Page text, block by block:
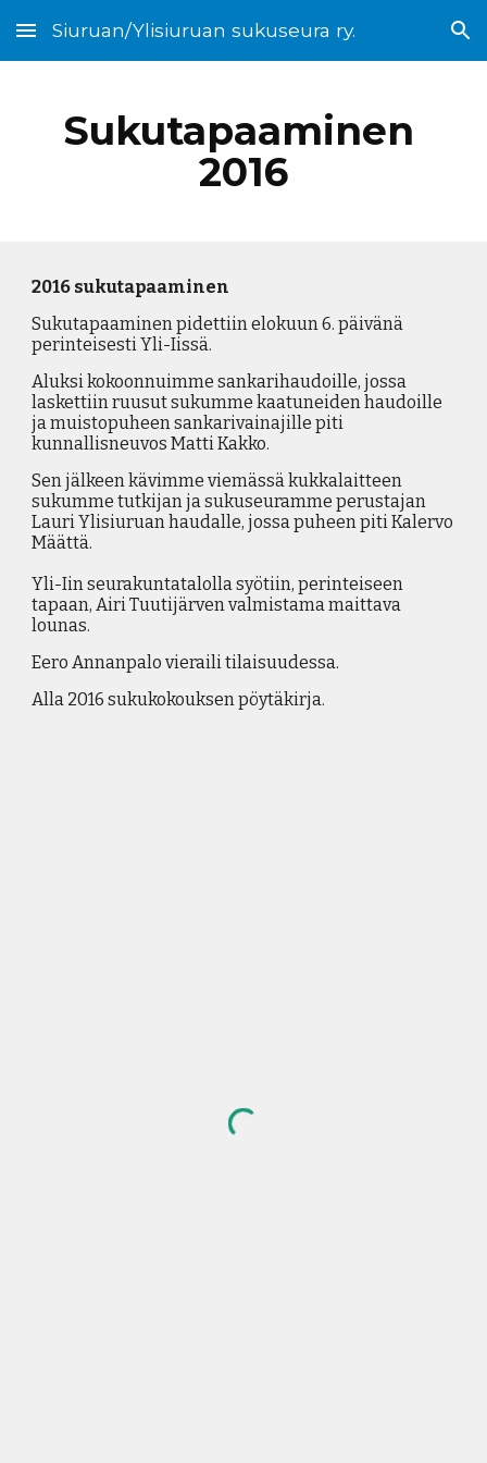
Skip to main content Skip to navigation
Siuruan/Ylisiuruan sukuseura ry.
Sukutapaaminen
2016
2016 sukutapaaminen
Sukutapaaminen pidettiin elokuun 6. päivänä
perinteisesti Yli-Iissä.
Aluksi kokoonnuimme sankarihaudoille, jossa
laskettiin ruusut sukumme kaatuneiden haudoille
ja muistopuheen sankarivainajille piti
kunnallisneuvos Matti Kakko.
Sen jälkeen kävimme viemässä kukkalaitteen
sukumme tutkijan ja sukuseuramme perustajan
Lauri Ylisiuruan haudalle, jossa puheen piti Kalervo
Määttä.
Yli-Iin seurakuntatalolla syötiin, perinteiseen
tapaan, Airi Tuutijärven valmistama maittava
lounas.
Eero Annanpalo vieraili tilaisuudessa.
Alla 2016 sukukokouksen pöytäkirja.